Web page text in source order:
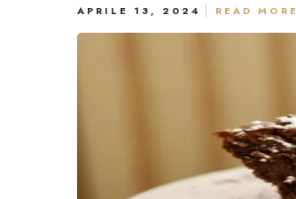
APRILE 13, 2024 READ MORE